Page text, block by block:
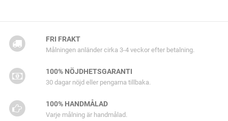
FRI FRAKT
Målningen anländer cirka 3-4 veckor efter betalning.
100% NÖJDHETSGARANTI
30 dagar nöjd eller pengarna tillbaka.
100% HANDMÅLAD
Varje målning är handmålad.